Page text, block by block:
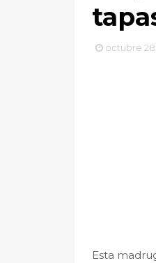
octubre
Esta